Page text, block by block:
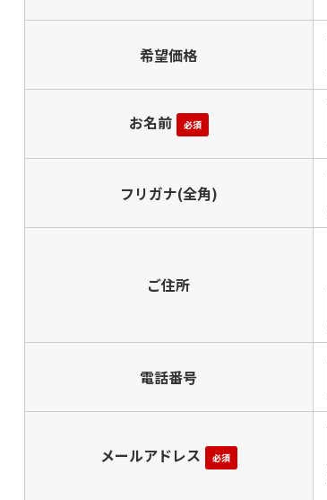
希望価格
お名前 必須
フリガナ(全角)
ご住所
電話番号
メールアドレス 必須